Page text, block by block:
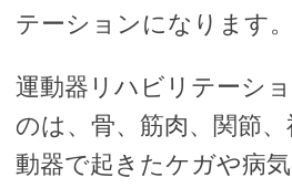
テーションになります。
運動器リハビリテーシ
のは、骨、筋肉、関節
動器で起きたケガや病